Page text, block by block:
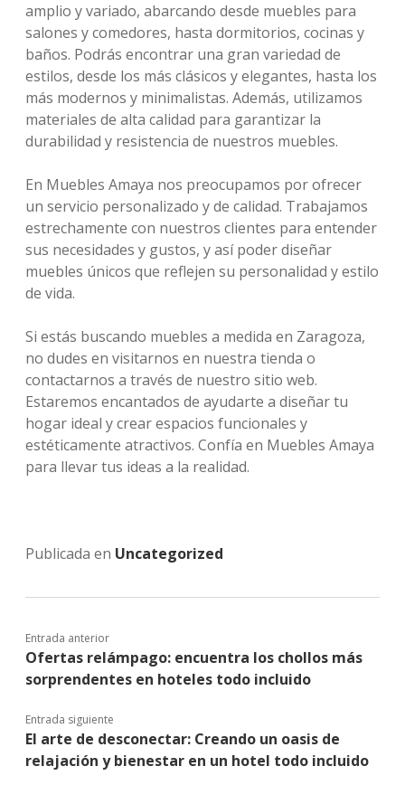
amplio y variado, abarcando desde muebles para
salones y comedores, hasta dormitorios, cocinas y
baños. Podrás encontrar una gran variedad de
estilos, desde los más clásicos y elegantes, hasta los
más modernos y minimalistas. Además, utilizamos
materiales de alta calidad para garantizar la
durabilidad y resistencia de nuestros muebles.
En Muebles Amaya nos preocupamos por ofrecer
un servicio personalizado y de calidad. Trabajamos
estrechamente con nuestros clientes para entender
sus necesidades y gustos, y así poder diseñar
muebles únicos que reflejen su personalidad y estilo
de vida.
Si estás buscando muebles a medida en Zaragoza,
no dudes en visitarnos en nuestra tienda o
contactarnos a través de nuestro sitio web.
Estaremos encantados de ayudarte a diseñar tu
hogar ideal y crear espacios funcionales y
estéticamente atractivos. Confía en Muebles Amaya
para llevar tus ideas a la realidad.
Publicada en Uncategorized
Entrada anterior
Ofertas relámpago: encuentra los chollos más
sorprendentes en hoteles todo incluido
Entrada siguiente
El arte de desconectar: Creando un oasis de
relajación y bienestar en un hotel todo incluido